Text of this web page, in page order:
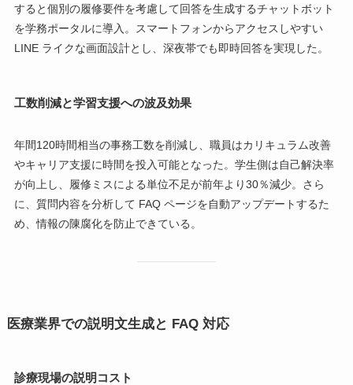
すると個別の履修要件を考慮して回答を生成するチャットボット
を学務ポータルに導入。スマートフォンからアクセスしやすい
LINE ライクな画面設計とし、深夜帯でも即時回答を実現した。
工数削減と学習支援への波及効果
年間120時間相当の事務工数を削減し、職員はカリキュラム改善
やキャリア支援に時間を投入可能となった。学生側は自己解決率
が向上し、履修ミスによる単位不足が前年より30％減少。さら
に、質問内容を分析して FAQ ページを自動アップデートするた
め、情報の陳腐化を防止できている。
医療業界での説明文生成と FAQ 対応
診療現場の説明コスト